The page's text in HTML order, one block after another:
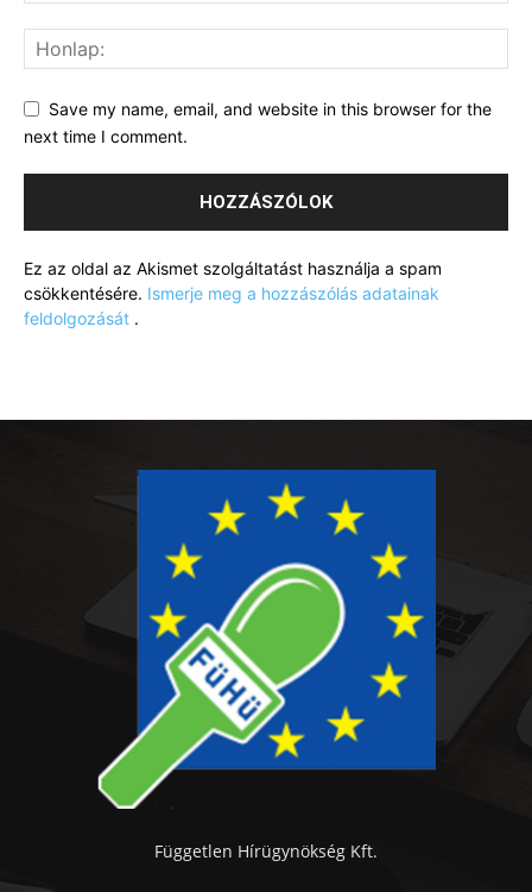
Save my name, email, and website in this browser for the
next time I comment.
Ez az oldal az Akismet szolgáltatást használja a spam
csökkentésére. Ismerje meg a hozzászólás adatainak
feldolgozását .
Független Hírügynökség Kft.